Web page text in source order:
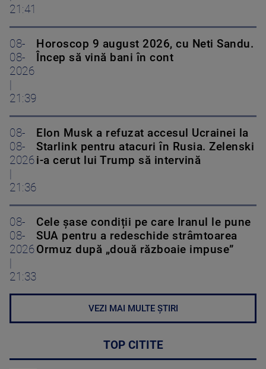
21:41
08-
08-
2026
21:39
Horoscop 9 august 2026, cu Neti Sandu.
Încep să vină bani în cont
08-
08-
2026
21:36
Elon Musk a refuzat accesul Ucrainei la
Starlink pentru atacuri în Rusia. Zelenski
i-a cerut lui Trump să intervină
08-
08-
2026
21:33
Cele șase condiții pe care Iranul le pune
SUA pentru a redeschide strâmtoarea
Ormuz după „două războaie impuse”
VEZI MAI MULTE ȘTIRI
TOP CITITE